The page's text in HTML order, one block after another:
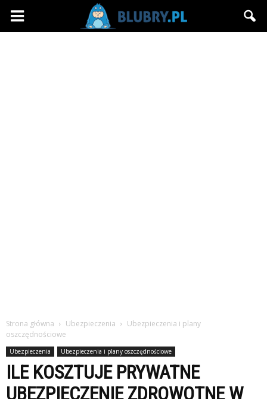
Blubry.pl
Strona główna Ubezpieczenia
Ubezpieczenia i plany
oszczędnościowe
Ubezpieczenia Ubezpieczenia i plany oszczędnościowe
ILE KOSZTUJE PRYWATNE
UBEZPIECZENIE ZDROWOTNE W